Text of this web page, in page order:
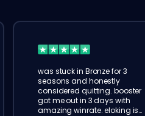
was stuck in Bronze for 3
seasons and honestly
considered quitting. booster
got me out in 3 days with
amazing winrate. eloking is